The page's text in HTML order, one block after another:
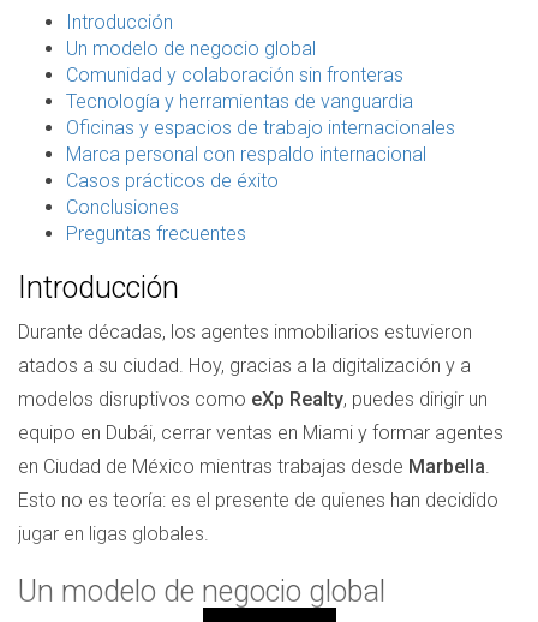
Introducción
Un modelo de negocio global
Comunidad y colaboración sin fronteras
Tecnología y herramientas de vanguardia
Oficinas y espacios de trabajo internacionales
Marca personal con respaldo internacional
Casos prácticos de éxito
Conclusiones
Preguntas frecuentes
Introducción
Durante décadas, los agentes inmobiliarios estuvieron
atados a su ciudad. Hoy, gracias a la digitalización y a
modelos disruptivos como eXp Realty, puedes dirigir un
equipo en Dubái, cerrar ventas en Miami y formar agentes
en Ciudad de México mientras trabajas desde Marbella.
Esto no es teoría: es el presente de quienes han decidido
jugar en ligas globales.
Un modelo de negocio global